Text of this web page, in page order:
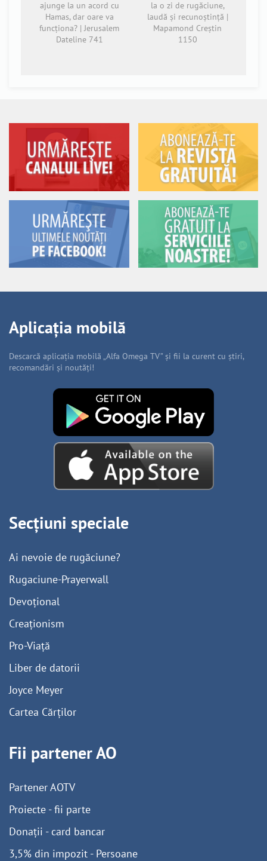
ajunge la un acord cu
Hamas, dar oare va
funcționa? | Jerusalem
Dateline 741
la o zi de rugăciune,
laudă și recunoștință |
Mapamond Creștin
1150
Aplicația mobilă
Descarcă aplicația mobilă „Alfa Omega TV” și fii la curent cu știri,
recomandări și noutăți!
Secțiuni speciale
Ai nevoie de rugăciune?
Rugaciune-Prayerwall
Devoțional
Creaționism
Pro-Viață
Liber de datorii
Joyce Meyer
Cartea Cărților
Fii partener AO
Partener AOTV
Proiecte - fii parte
Donații - card bancar
3,5% din impozit - Persoane